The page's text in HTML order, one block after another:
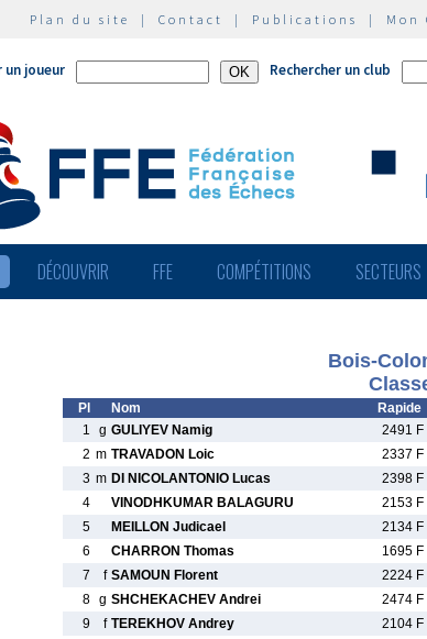
Plan du site | Contact | Publications | Mon
un joueur Rechercher un club
DÉCOUVRIR FFE COMPÉTITIONS SECTEURS
Bois-
Pl Nom Rapide
1
g GULIYEV Namig 2491 F
2 m TRAVADON Loic 2337 F
3 m DI NICOLANTONIO Lucas 2398 F
4
VINODHKUMAR BALAGURU 2153 F
5
MEILLON Judicael 2134 F
6
CHARRON Thomas 1695 F
7
f SAMOUN Florent 2224 F
8 g SHCHEKACHEV Andrei 2474 F
9
f TEREKHOV Andrey 2104 F